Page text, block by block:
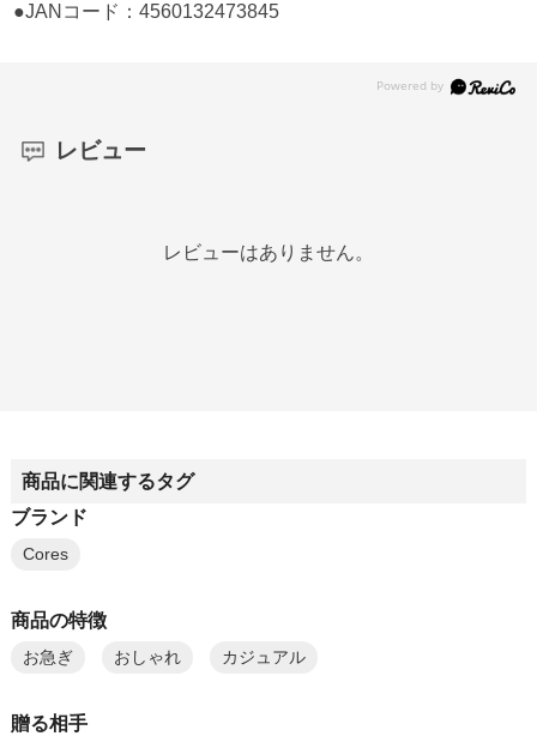
●JANコード：4560132473845
レビュー
レビューはありません。
商品に関連するタグ
ブランド
Cores
商品の特徴
お急ぎ おしゃれ カジュアル
贈る相手